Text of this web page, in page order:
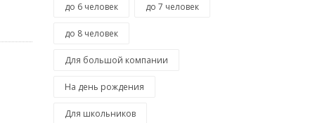
до 6 человек до 7 человек
до 8 человек
Для большой компании
На день рождения
Для школьников